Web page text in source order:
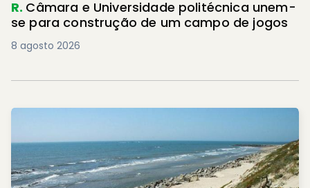
R. Câmara e Universidade politécnica unem-
se para construção de um campo de jogos
8 agosto 2026